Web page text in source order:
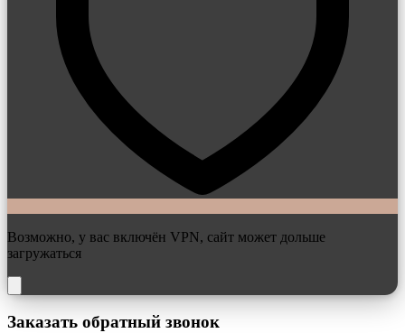
Возможно, у вас включён VPN, сайт может дольше
загружаться
Заказать обратный звонок